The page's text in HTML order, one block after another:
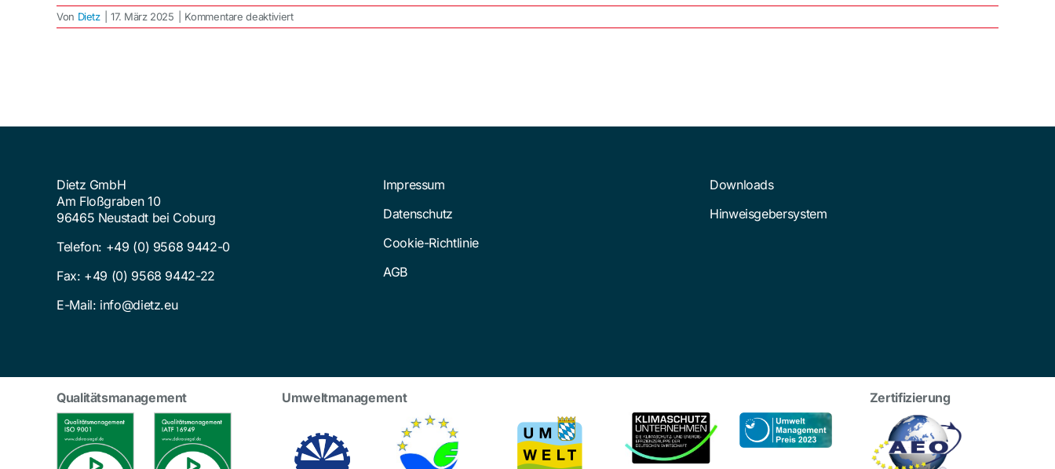
Von Dietz 17. März 2025 Kommentare deaktiviertfür
Nachhaltigkeitsbericht
Dietz GmbH
Am Floßgraben 10
96465 Neustadt bei Coburg
Telefon: +49 (0) 9568 9442-0
Fax: +49 (0) 9568 9442-22
E-Mail: info@dietz.eu
Impressum
Datenschutz
Cookie-Richtlinie
AGB
Downloads
Hinweisgebersystem
Qualitätsmanagement Umweltmanagement Zertifizierung